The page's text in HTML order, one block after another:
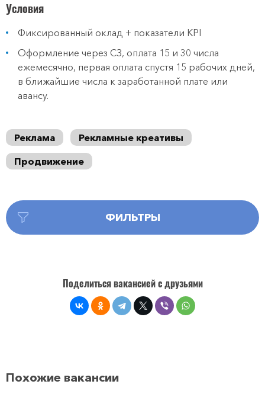
Условия
Фиксированный оклад + показатели KPI
Оформление через СЗ, оплата 15 и 30 числа
ежемесячно, первая оплата спустя 15 рабочих дней,
в ближайшие числа к заработанной плате или
авансу.
Реклама
Рекламные креативы
Продвижение
ФИЛЬТРЫ
Поделиться вакансией с друзьями
Похожие вакансии